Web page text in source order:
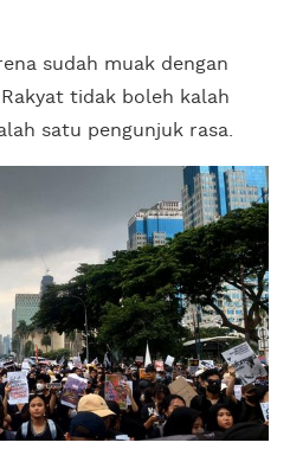
sudah muak dengan
tidak boleh kalah
satu pengunjuk rasa.